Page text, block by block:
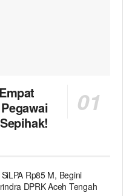
Rp85 M, Begini
DPRK Aceh Tengah